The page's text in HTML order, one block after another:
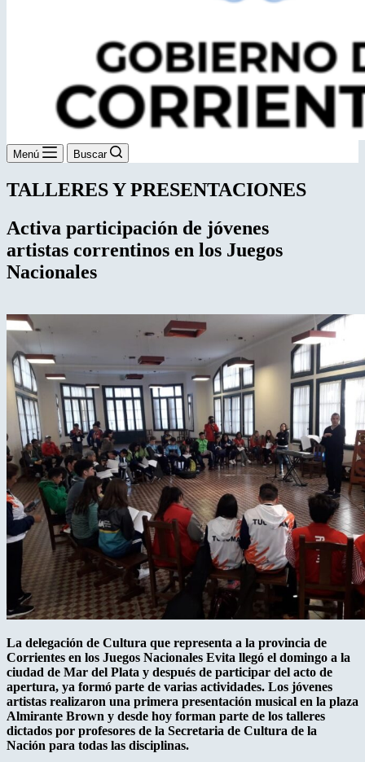
Menú Buscar
TALLERES Y PRESENTACIONES
Activa participación de jóvenes
artistas correntinos en los Juegos
Nacionales
La delegación de Cultura que representa a la provincia de
Corrientes en los Juegos Nacionales Evita llegó el domingo a la
ciudad de Mar del Plata y después de participar del acto de
apertura, ya formó parte de varias actividades. Los jóvenes
artistas realizaron una primera presentación musical en la plaza
Almirante Brown y desde hoy forman parte de los talleres
dictados por profesores de la Secretaria de Cultura de la
Nación para todas las disciplinas.